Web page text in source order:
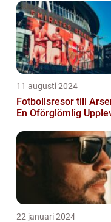
11 augusti 2024
Fotbollsresor till
En Oförglömlig
22 januari 2024